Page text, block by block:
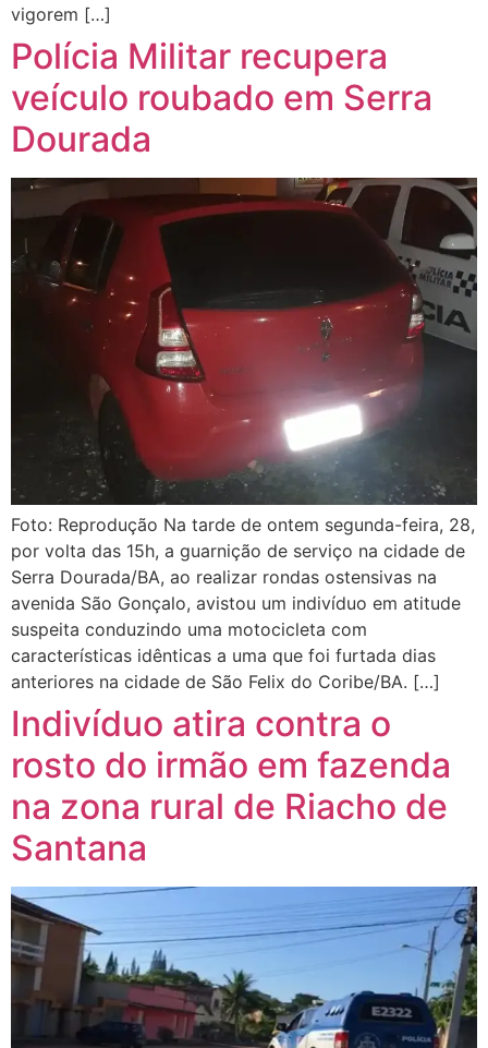
vigorem […]
Polícia Militar recupera
veículo roubado em Serra
Dourada
Foto: Reprodução Na tarde de ontem segunda-feira, 28,
por volta das 15h, a guarnição de serviço na cidade de
Serra Dourada/BA, ao realizar rondas ostensivas na
avenida São Gonçalo, avistou um indivíduo em atitude
suspeita conduzindo uma motocicleta com
características idênticas a uma que foi furtada dias
anteriores na cidade de São Felix do Coribe/BA. […]
Indivíduo atira contra o
rosto do irmão em fazenda
na zona rural de Riacho de
Santana